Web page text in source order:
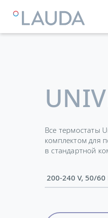
LAUDA
Все термостаты
комплектом для
в стандартной